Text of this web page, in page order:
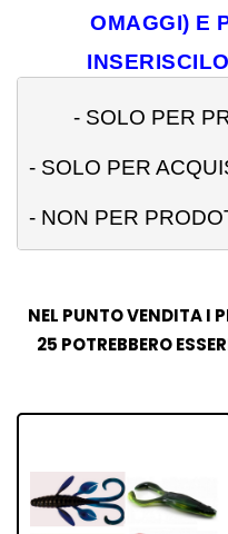
OMAGGI) E
- SOLO PER
- SOLO PER
- NON PER
NEL PUNTO VENDITA I
25 POTREBBERO